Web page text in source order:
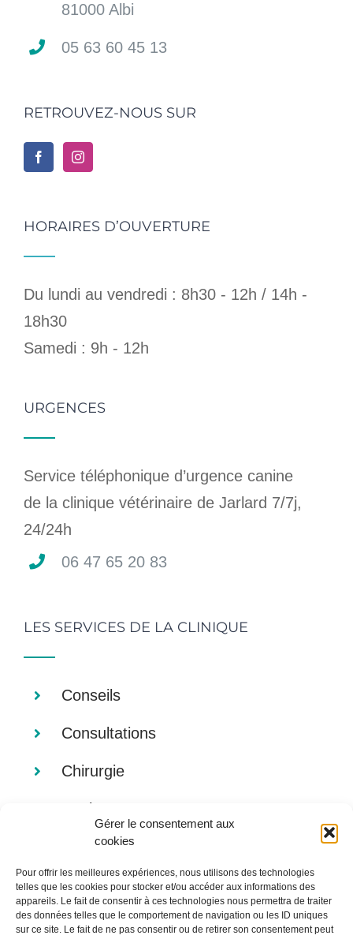
Gérer le consentement aux
cookies
Pour offrir les meilleures expériences, nous utilisons des technologies
telles que les cookies pour stocker et/ou accéder aux informations des
appareils. Le fait de consentir à ces technologies nous permettra de traiter
des données telles que le comportement de navigation ou les ID uniques
sur ce site. Le fait de ne pas consentir ou de retirer son consentement peut
81000 Albi
05 63 60 45 13
RETROUVEZ-NOUS SUR
HORAIRES D’OUVERTURE
Du lundi au vendredi : 8h30 - 12h / 14h -
18h30
Samedi : 9h - 12h
URGENCES
Service téléphonique d’urgence canine
de la clinique vétérinaire de Jarlard 7/7j,
24/24h
06 47 65 20 83
LES SERVICES DE LA CLINIQUE
Conseils
Consultations
Chirurgie
Analyses
Imagerie
Alimentation